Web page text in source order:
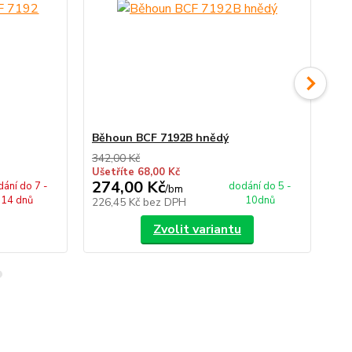
do 7 -
14 dnů
Běhoun BCF 7192B hnědý
342,00 Kč
Ušetříte 68,00 Kč
274,00 Kč/bm
226,45 Kč bez DPH
dodání do 5 -
10dnů
Zvolit variantu